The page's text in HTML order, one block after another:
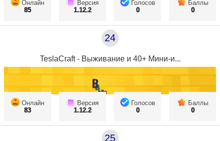
Онлайн
85
Версия
1.12.2
Голосов
0
Баллы
0
24
TeslaCraft - Выживание и 40+ Мини-и...
Онлайн
83
Версия
1.12.2
Голосов
0
Баллы
0
25